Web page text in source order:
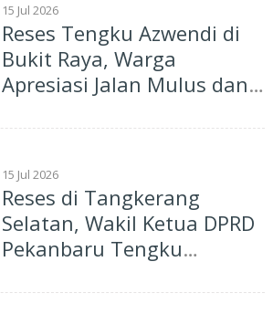
15 Jul 2026
Reses Tengku Azwendi di
Bukit Raya, Warga
Apresiasi Jalan Mulus dan
Insentif Kader Posyandu
15 Jul 2026
Reses di Tangkerang
Selatan, Wakil Ketua DPRD
Pekanbaru Tengku
Warga Berkaitan Jalan